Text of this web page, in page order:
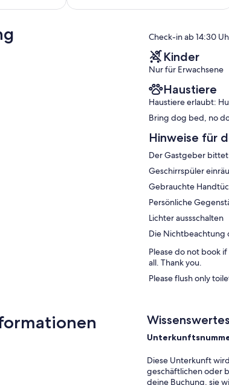
Außergewöhnlich,
Check-in ab 14:30
Kinder
Nur für Erwachsene
Haustiere
Haustiere erlaubt:
Bring dog bed, no
Hinweise für
Der Gastgeber
Geschirrspüler
Gebrauchte
Persönliche
Lichter aussschalten
Die Nichtbeachtung
Please do not book
all. Thank you.
Please flush only
Wissenswertes
Diese Unterkunft
geschäftlichen oder
deine Buchung, sie